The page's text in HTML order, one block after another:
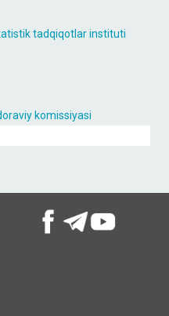
tаdqiqotlаr instituti
komissiyasi